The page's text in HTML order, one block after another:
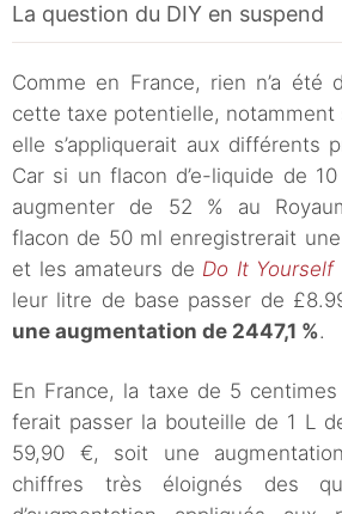
La question du DIY en suspend
Comme en France, rien n’a été
cette taxe potentielle, notamment
elle s’appliquerait aux différents
Car si un flacon d’e-liquide de
augmenter de 52 % au
flacon de 50 ml enregistrerait
et les amateurs de Do It Yourself
leur litre de base passer de
une augmentation de 2447,1 %.
En France, la taxe de 5 centimes
ferait passer la bouteille de 1 L
59,90 €, soit une
chiffres très éloignés des